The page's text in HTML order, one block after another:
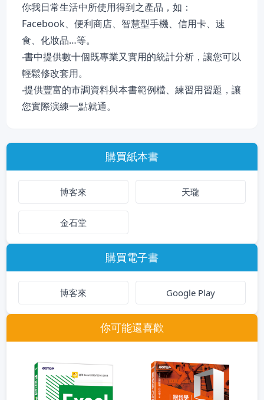
你我日常生活中所使用得到之產品，如：
Facebook、便利商店、智慧型手機、信用卡、速
食、化妝品…等。
‧書中提供數十個既專業又實用的統計分析，讓您可以
輕鬆修改套用。
‧提供豐富的市調資料與本書範例檔、練習用習題，讓
您實際演練一點就通。
購買紙本書
博客來 天瓏
金石堂
購買電子書
博客來 Google Play
你可能還喜歡